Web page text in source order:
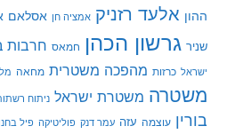
ההון אלעד רזניק אמציה חן אסלאם
שניר גרשון הכהן חמאס חרבות
ישראל כרזות מהפכה משטרית מחאה
משטרה משטרת ישראל ניתוח
בורין עוצמה עזה עמר דנק פוליטיקה פיל